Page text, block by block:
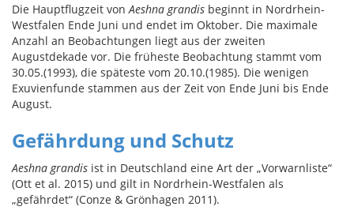
Die Hauptflugzeit von Aeshna grandis beginnt in Nordrhein-
Westfalen Ende Juni und endet im Oktober. Die maximale
Anzahl an Beobachtungen liegt aus der zweiten
Augustdekade vor. Die früheste Beobachtung stammt vom
30.05.(1993), die späteste vom 20.10.(1985). Die wenigen
Exuvienfunde stammen aus der Zeit von Ende Juni bis Ende
August.
Gefährdung und Schutz
Aeshna grandis ist in Deutschland eine Art der „Vorwarnliste“
(Ott et al. 2015) und gilt in Nordrhein-Westfalen als
„gefährdet“ (Conze & Grönhagen 2011).